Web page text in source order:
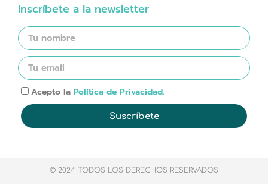
Inscríbete a la newsletter
Acepto la Política de Privacidad.
Suscríbete
© 2024 TODOS LOS DERECHOS RESERVADOS